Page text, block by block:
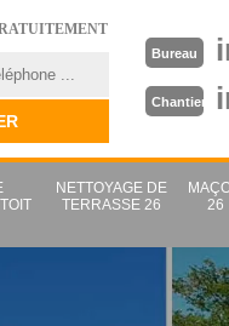
Bureau
Chantier
NETTOYAGE DE
TERRASSE 26
26